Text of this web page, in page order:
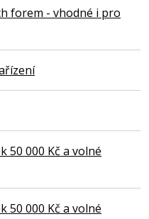
forem - vhodné i pro
50 000 Kč a volné
50 000 Kč a volné